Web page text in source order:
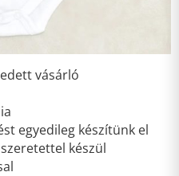
vásárló
egyedileg készítünk el
készül